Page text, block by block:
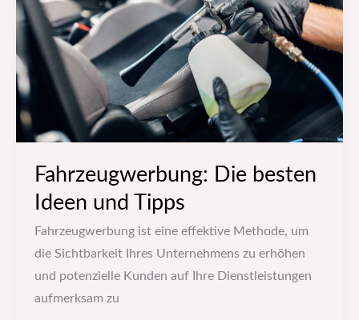
Fahrzeugwerbung: Die besten
Ideen und Tipps
Fahrzeugwerbung ist eine effektive Methode, um
die Sichtbarkeit Ihres Unternehmens zu erhöhen
und potenzielle Kunden auf Ihre Dienstleistungen
aufmerksam zu
und
Tipps